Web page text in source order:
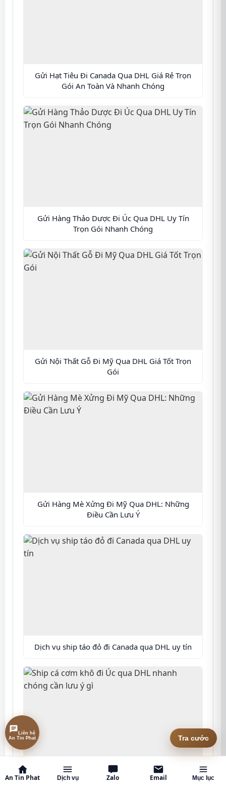
Gửi Hạt Tiêu Đi Canada Qua DHL Giá Rẻ Trọn
Gói An Toàn Và Nhanh Chóng
Gửi Hàng Thảo Dược Đi Úc Qua DHL Uy Tín
Trọn Gói Nhanh Chóng
Gửi Nội Thất Gỗ Đi Mỹ Qua DHL Giá Tốt Trọn
Gói
Gửi Hàng Mè Xửng Đi Mỹ Qua DHL: Những
Điều Cần Lưu Ý
Dịch vụ ship táo đỏ đi Canada qua DHL uy tín
Ship cá cơm khô đi Úc qua DHL nhanh chóng
An Tin Phat Dịch vụ Zalo Email Mục lục
Tra cước
Liên hệ
An Tin Phat